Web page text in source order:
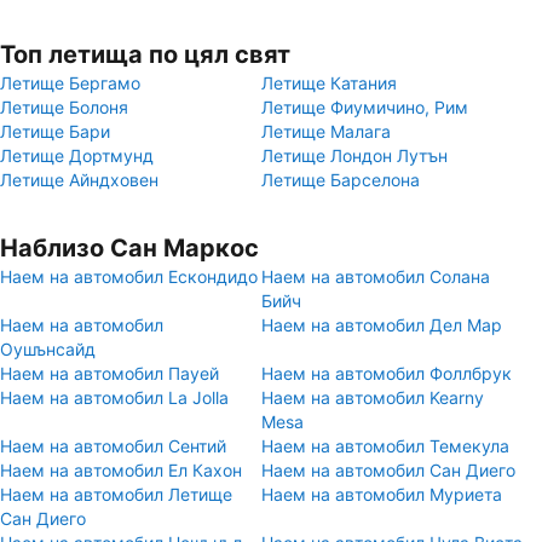
Топ летища по цял свят
Летище Бергамо
Летище Катания
Летище Болоня
Летище Фиумичино, Рим
Летище Бари
Летище Малага
Летище Дортмунд
Летище Лондон Лутън
Летище Айндховен
Летище Барселона
Наблизо Сан Маркос
Наем на автомобил Ескондидо Наем на автомобил Солана
Бийч
Наем на автомобил
Оушънсайд
Наем на автомобил Дел Мар
Наем на автомобил Пауей
Наем на автомобил Фоллбрук
Наем на автомобил La Jolla
Наем на автомобил Kearny
Mesa
Наем на автомобил Сентий
Наем на автомобил Темекула
Наем на автомобил Ел Кахон
Наем на автомобил Сан Диего
Наем на автомобил Летище
Сан Диего
Наем на автомобил Муриета